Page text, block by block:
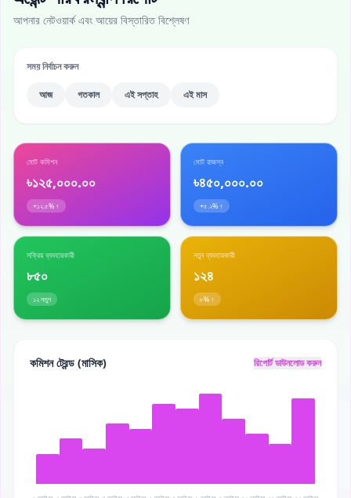
আপনার নেটওয়ার্ক এবং আয়ের বিস্তারিত বিশ্লেষণ
সময় নির্বাচন করুন
আজ গতকাল এই সপ্তাহ এই মাস
মোট কমিশন
৳১২৫,০০০.০০
+১২.৫% ↑
মোট রাজস্ব
৳৪৫০,০০০.০০
+৫.২% ↑
সক্রিয় ব্যবহারকারী
৮৫০
১২ নতুন
নতুন ব্যবহারকারী
১২৪
৮% ↑
কমিশন ট্রেন্ড (মাসিক) রিপোর্ট ডাউনলোড করুন